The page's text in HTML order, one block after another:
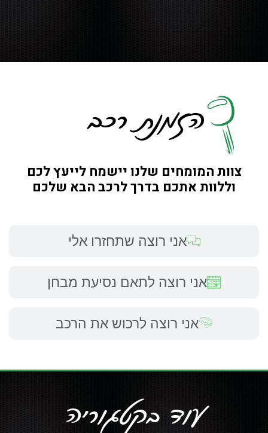
הזמנת רכב
צוות המומחים שלנו יישמח לייעץ לכם
וללוות אתכם בדרך לרכב הבא שלכם
אני רוצה שתחזרו אלי
אני רוצה לתאם נסיעת מבחן
אני רוצה לרכוש את הרכב
עוד בקטגוריה